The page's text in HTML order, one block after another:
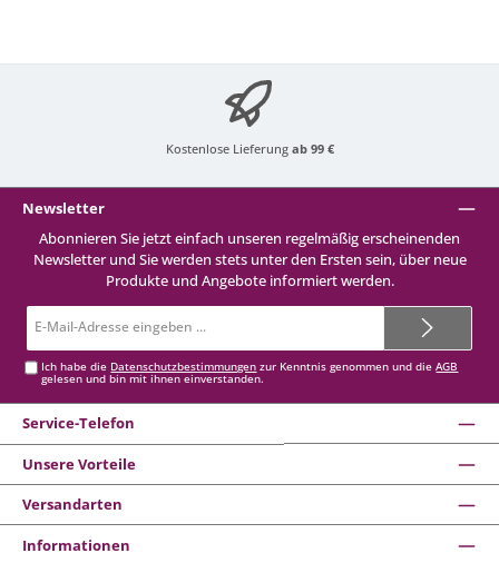
Kostenlose Lieferung ab 99 €
Newsletter
Abonnieren Sie jetzt einfach unseren regelmäßig erscheinenden
Newsletter und Sie werden stets unter den Ersten sein, über neue
Produkte und Angebote informiert werden.
Mail-
Ich habe die Datenschutzbestimmungen zur Kenntnis genommen und dieAGB
gelesen und bin mit ihnen einverstanden.
Service-Telefon
Unsere Vorteile
Versandarten
Informationen